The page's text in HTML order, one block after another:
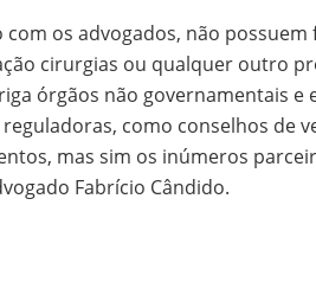
com os advogados, não
cirurgias ou qualquer outro
órgãos não governamentais
como conselhos de
mas sim os inúmeros
Fabrício Cândido.